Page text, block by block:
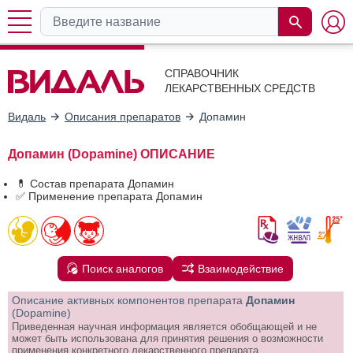
СПРАВОЧНИК
ЛЕКАРСТВЕННЫХ СРЕДСТВ
Видаль Описания препаратов Допамин
Допамин (Dopamine) ОПИСАНИЕ
💊 Состав препарата Допамин
✅ Применение препарата Допамин
Поиск аналогов Взаимодействие
Описание активных компонентов препарата Допамин
(Dopamine)
Приведенная научная информация является обобщающей и не
может быть использована для принятия решения о возможности
применения конкретного лекарственного препарата.